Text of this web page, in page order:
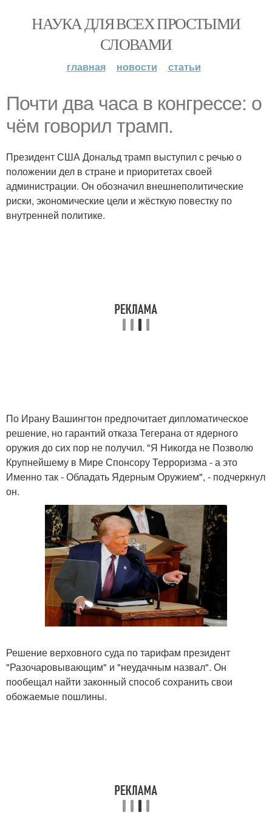
НАУКА ДЛЯ ВСЕХ ПРОСТЫМИ
СЛОВАМИ
главная новости статьи
Почти два часа в конгрессе: о
чём говорил трамп.
Президент США Дональд трамп выступил с речью о
положении дел в стране и приоритетах своей
администрации. Он обозначил внешнеполитические
риски, экономические цели и жёсткую повестку по
внутренней политике.
По Ирану Вашингтон предпочитает дипломатическое
решение, но гарантий отказа Тегерана от ядерного
оружия до сих пор не получил. "Я Никогда не Позволю
Крупнейшему в Мире Спонсору Терроризма - а это
Именно так - Обладать Ядерным Оружием", - подчеркнул
он.
Решение верховного суда по тарифам президент
"Разочаровывающим" и "неудачным назвал". Он
пообещал найти законный способ сохранить свои
обожаемые пошлины.